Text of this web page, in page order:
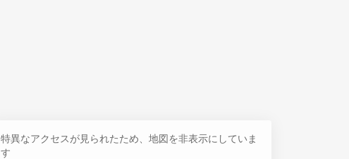
特異なアクセスが見られたため、地図を非表示にしていま
す